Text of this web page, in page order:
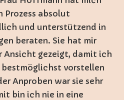
Prozess absolut
und unterstützend in
beraten. Sie hat mir
Ansicht gezeigt, damit ich
bestmöglichst vorstellen
Anproben war sie sehr
bin ich nie in eine